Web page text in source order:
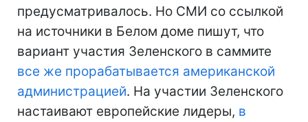
предусматривалось. Но СМИ со ссылкой
на источники в Белом доме пишут, что
вариант участия Зеленского в саммите
все же прорабатывается американской
администрацией. На участии Зеленского
настаивают европейские лидеры, в